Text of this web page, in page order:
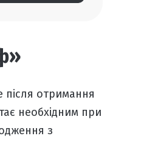
отримання
необхідним при
з